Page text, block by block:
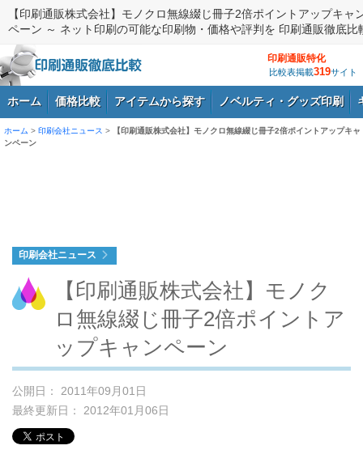
【印刷通販株式会社】モノクロ無線綴じ冊子2倍ポイントアップキャ
ペーン ～ ネット印刷の可能な印刷物・価格や評判を 印刷通販徹底比
印刷通販特化
比較表掲載319サイト
ホーム 価格比較 アイテムから探す ノベルティ・グッズ印刷
ホーム > 印刷会社ニュース >
【印刷通販株式会社】モノクロ無線綴じ冊子2倍ポイントアップキャ
ンペーン
印刷会社ニュース
【印刷通販株式会社】モノク
ロ無線綴じ冊子2倍ポイントア
ップキャンペーン
公開日： 2011年09月01日
最終更新日： 2012年01月06日